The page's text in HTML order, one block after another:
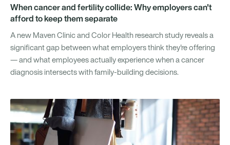
When cancer and fertility collide: Why employers can't
afford to keep them separate
A new Maven Clinic and Color Health research study reveals a
significant gap between what employers think they're offering
— and what employees actually experience when a cancer
diagnosis intersects with family-building decisions.